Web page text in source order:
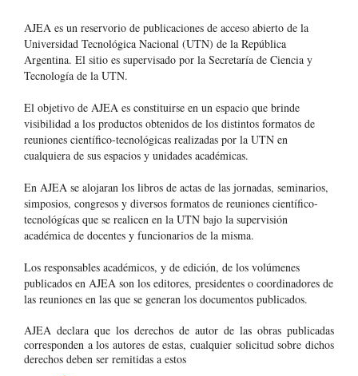
AJEA es un reservorio de publicaciones de acceso abierto de la
Universidad Tecnológica Nacional (UTN) de la República
Argentina. El sitio es supervisado por la Secretaría de Ciencia y
Tecnología de la UTN.
El objetivo de AJEA es constituirse en un espacio que brinde
visibilidad a los productos obtenidos de los distintos formatos de
reuniones científico-tecnológicas realizadas por la UTN en
cualquiera de sus espacios y unidades académicas.
En AJEA se alojaran los libros de actas de las jornadas, seminarios,
simposios, congresos y diversos formatos de reuniones científico-
tecnológícas que se realicen en la UTN bajo la supervisión
académica de docentes y funcionarios de la misma.
Los responsables académicos, y de edición, de los volúmenes
publicados en AJEA son los editores, presidentes o coordinadores de
las reuniones en las que se generan los documentos publicados.
AJEA declara que los derechos de autor de las obras publicadas
corresponden a los autores de estas, cualquier solicitud sobre dichos
derechos deben ser remitidas a estos